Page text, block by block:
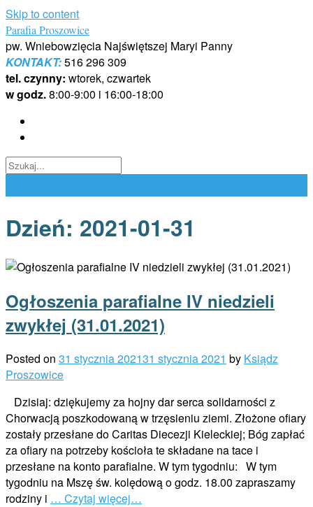
Skip to content
Parafia Proszowice
pw. Wniebowzięcia Najświętszej Maryi Panny
KONTAKT:516 296 309
tel. czynny: wtorek, czwartek
w godz.8:00-9:00 i 16:00-18:00
Dzień: 2021-01-31
Ogłoszenia parafialne IV niedzieli
zwykłej (31.01.2021)
Posted on 31 stycznia 202131 stycznia 2021 by Ksiądz
Proszowice
Dzisiaj: dziękujemy za hojny dar serca solidarności z
Chorwacją poszkodowaną w trzęsieniu ziemi. Złożone ofiary
zostały przesłane do Caritas Diecezji Kieleckiej; Bóg zapłać
za ofiary na potrzeby kościoła te składane na tace i
przesłane na konto parafialne. W tym tygodniu: W tym
tygodniu na Mszę św. kolędową o godz. 18.00 zapraszamy
rodziny i … Czytaj więcej…